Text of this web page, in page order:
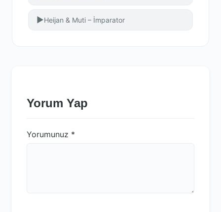
▶Heijan & Muti – İmparator
Yorum Yap
Yorumunuz *